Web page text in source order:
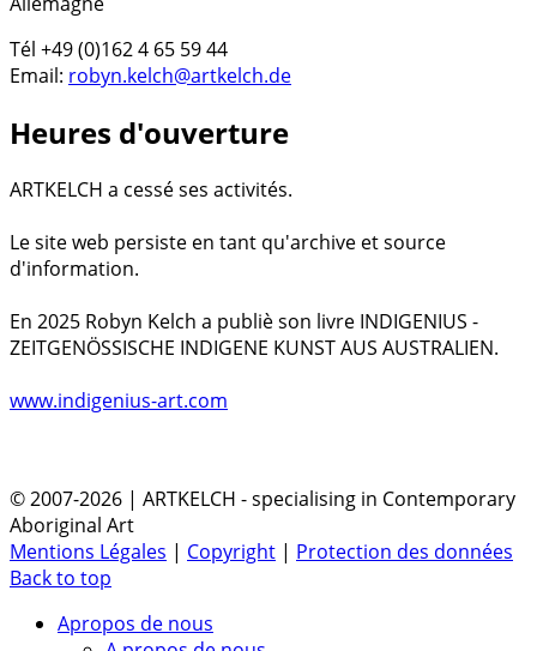
Tél +49 (0)162 4 65 59 44
Email: robyn.kelch@artkelch.de
Heures d'ouverture
ARTKELCH a cessé ses activités.
Le site web persiste en tant qu'archive et source
d'information.
En 2025 Robyn Kelch a publiè son livre INDIGENIUS -
ZEITGENÖSSISCHE INDIGENE KUNST AUS AUSTRALIEN.
www.indigenius-art.com
© 2007-2026 | ARTKELCH - specialising in Contemporary
Aboriginal Art
Mentions Légales | Copyright | Protection des données
Back to top
Apropos de nous